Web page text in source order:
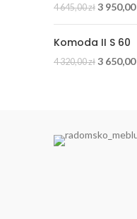
4 645,00zł 3 950,00
Komoda II S 60
4 320,00zł 3 650,00